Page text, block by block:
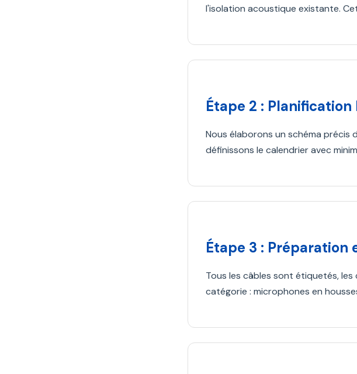
l'isolation acoustique existante.
Étape 2 : Planification
Nous élaborons un schéma
définissons le calendrier avec
Étape 3 : Préparation
Tous les câbles sont étiquetés,
catégorie : microphones en